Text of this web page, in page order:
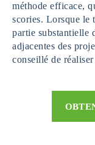
méthode efficace,
scories. Lorsque le
partie substantielle
adjacentes des
conseillé de